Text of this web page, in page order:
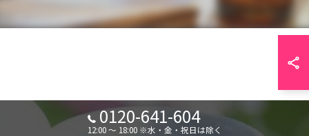
0120-641-604
12:00 〜 18:00 ※水・金・祝日は除く